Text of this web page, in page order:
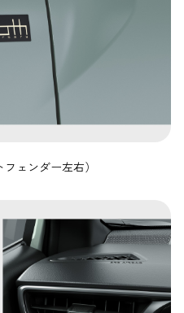
ェンダー左右）